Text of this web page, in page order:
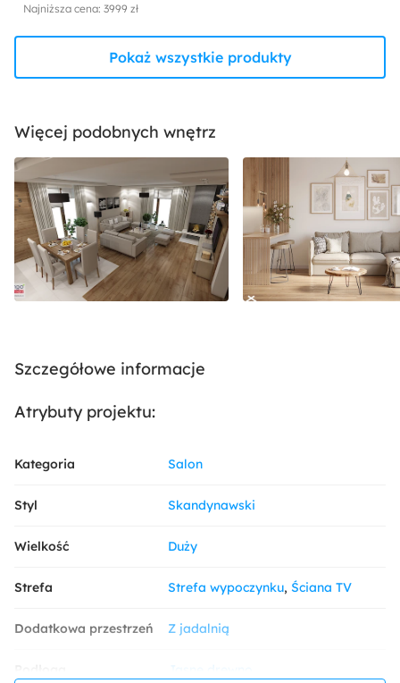
Najniższa cena: 3999 zł
Pokaż wszystkie produkty
Więcej podobnych wnętrz
Szczegółowe informacje
Atrybuty projektu:
Kategoria Salon
Styl Skandynawski
Wielkość Duży
Strefa Strefa wypoczynku Ściana TV
Dodatkowa przestrzeń Z jadalnią